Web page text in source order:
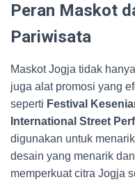
Peran Maskot
Pariwisata
Maskot Jogja tidak
juga alat promosi yang
seperti Festival
International Street
digunakan untuk
desain yang menarik
memperkuat citra Jogja